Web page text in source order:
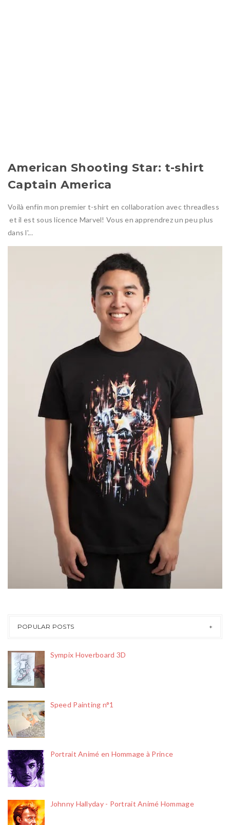
American Shooting Star: t-shirt
Captain America
Voilà enfin mon premier t-shirt en collaboration avec threadless
et il est sous licence Marvel! Vous en apprendrez un peu plus
dans l'...
POPULAR POSTS
Sympix Hoverboard 3D
Speed Painting n°1
Portrait Animé en Hommage à Prince
Johnny Hallyday - Portrait Animé Hommage